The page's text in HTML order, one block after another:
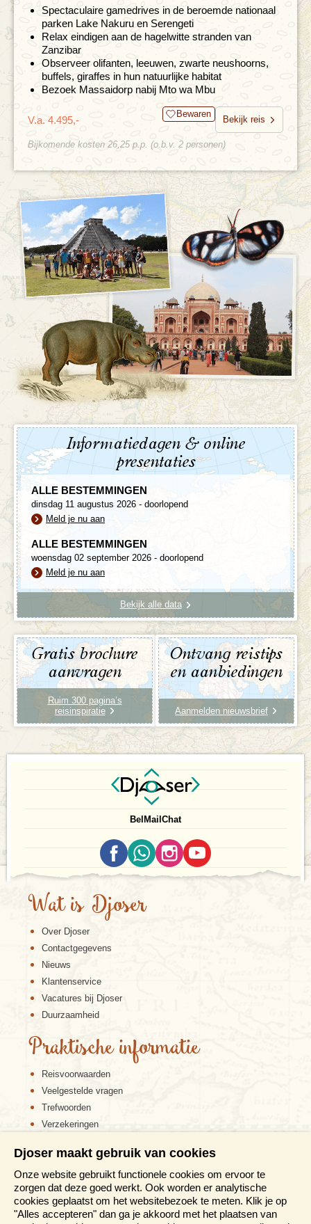
Spectaculaire gamedrives in de beroemde nationaal
parken Lake Nakuru en Serengeti
Relax eindigen aan de hagelwitte stranden van
Zanzibar
Observeer olifanten, leeuwen, zwarte neushoorns,
buffels, giraffes in hun natuurlijke habitat
Bezoek Massaidorp nabij Mto wa Mbu
V.a. 4.495,- Bewaren
Bekijk reis
Bijkomende kosten 26,25 p.p. (o.b.v. 2 personen)
Informatiedagen & online
presentaties
ALLE BESTEMMINGEN
dinsdag 11 augustus 2026 - doorlopend
Meld je nu aan
ALLE BESTEMMINGEN
woensdag 02 september 2026 - doorlopend
Meld je nu aan
Bekijk alle data
Gratis brochure
aanvragen
Ruim 300 pagina’s
reisinspiratie
Ontvang reistips
en aanbiedingen
Aanmelden nieuwsbrief
Bel Mail Chat
Wat is Djoser
Over Djoser
Contactgegevens
Nieuws
Klantenservice
Vacatures bij Djoser
Duurzaamheid
Praktische informatie
Reisvoorwaarden
Veelgestelde vragen
Trefwoorden
Verzekeringen
Disclaimer
Cookiebeleid
Privacy verklaring
Reis en boek met Djoser zekerheid
Djoser maakt gebruik van cookies
Onze website gebruikt functionele cookies om ervoor te
zorgen dat deze goed werkt. Ook worden er analytische
cookies geplaatst om het websitebezoek te meten. Klik je op
"Alles accepteren" dan ga je akkoord met het plaatsen van